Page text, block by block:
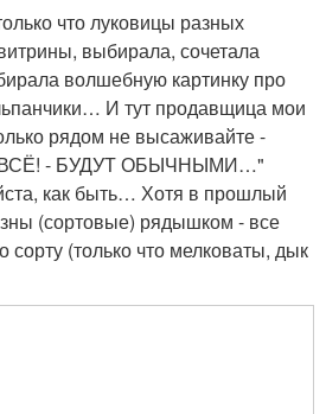
что луковицы разных
выбирала, сочетала
волшебную картинку про
И тут продавщица мои
рядом не высаживайте -
- БУДУТ ОБЫЧНЫМИ…"
как быть… Хотя в прошлый
(сортовые) рядышком - все
сорту (только что мелковаты, дык